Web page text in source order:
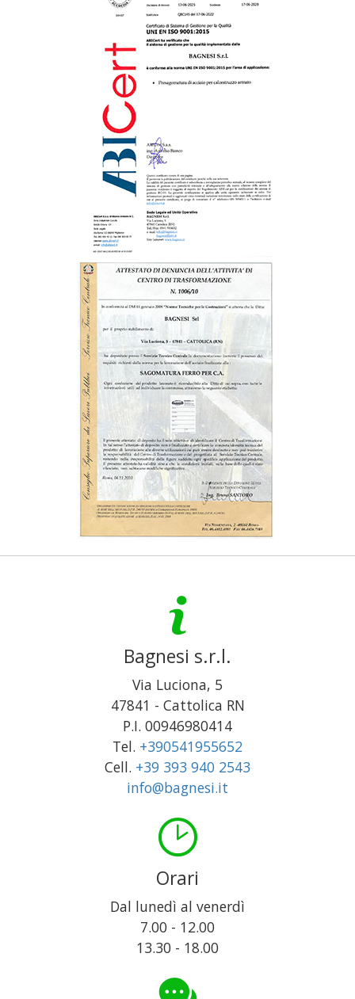
Bagnesi s.r.l.
Via Luciona, 5
47841 - Cattolica RN
P.I. 00946980414
Tel. +390541955652
Cell. +39 393 940 2543
info@bagnesi.it
Orari
Dal lunedì al venerdì
7.00 - 12.00
13.30 - 18.00